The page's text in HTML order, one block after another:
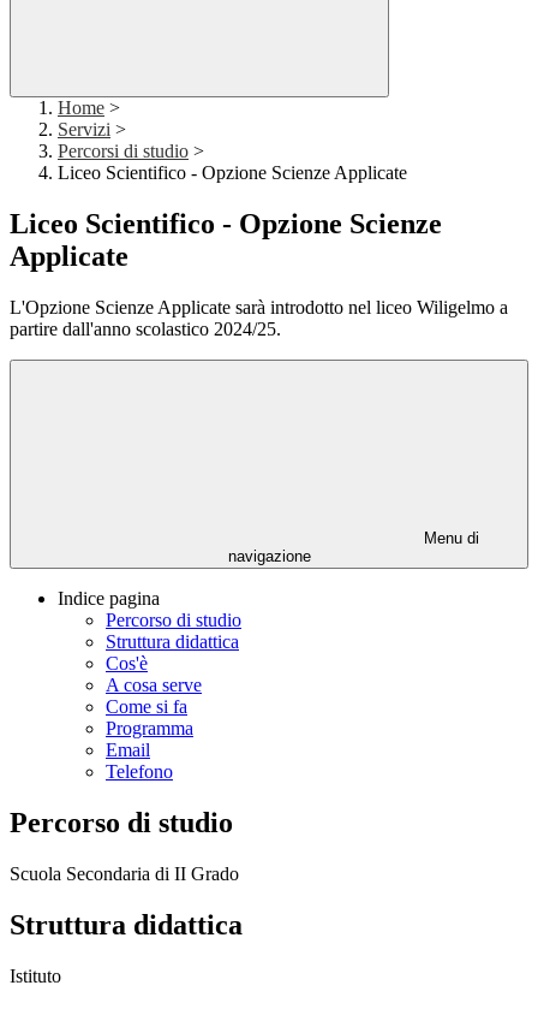
Home >
Servizi >
Percorsi di studio >
Liceo Scientifico - Opzione Scienze Applicate
Liceo Scientifico - Opzione Scienze
Applicate
L'Opzione Scienze Applicate sarà introdotto nel liceo Wiligelmo a
partire dall'anno scolastico 2024/25.
Menu di
navigazione
Indice pagina
Percorso di studio
Struttura didattica
Cos'è
A cosa serve
Come si fa
Programma
Email
Telefono
Percorso di studio
Scuola Secondaria di II Grado
Struttura didattica
Istituto